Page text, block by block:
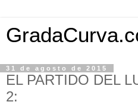
31 de agosto de 2015
EL PARTIDO DEL
2: